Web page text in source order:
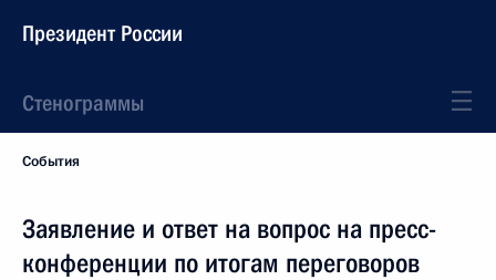
Президент России
Стенограммы
События
Заявление и ответ на вопрос на пресс-
конференции по итогам переговоров